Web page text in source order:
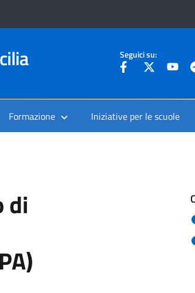
Seguici su:
Formazione Iniziative per le scuole
di